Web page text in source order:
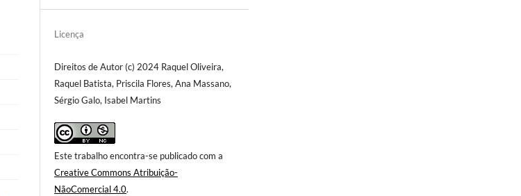
Licença
Direitos de Autor (c) 2024 Raquel Oliveira,
Raquel Batista, Priscila Flores, Ana Massano,
Sérgio Galo, Isabel Martins
Este trabalho encontra-se publicado com a
Creative Commons Atribuição-
NãoComercial 4.0.